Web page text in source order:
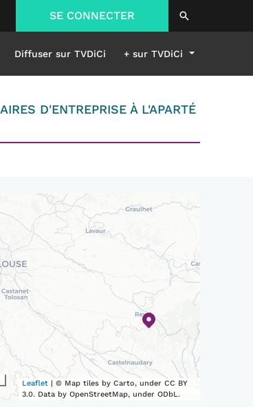
SE CONNECTER
Diffuser sur TVDiCi + sur TVDiCi
D'ENTREPRISE À L'APARTÉ
Leaflet | © Map tiles by Carto, under CC BY
3.0. Data by OpenStreetMap, under ODbL.